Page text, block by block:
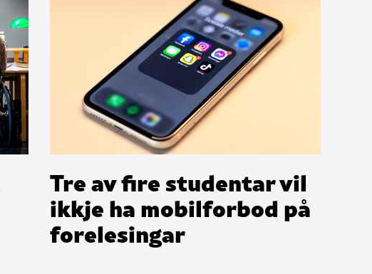
Tre av fire studentar vil
ikkje ha mobilforbod på
forelesingar